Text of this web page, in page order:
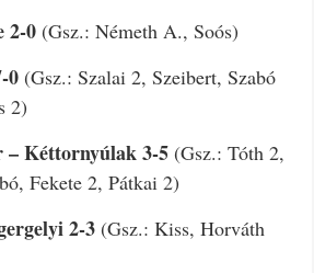
2-0 (Gsz.: Németh A., Soós)
0 (Gsz.: Szalai 2, Szeibert, Szabó
2)
– Kéttornyúlak 3-5 (Gsz.: Tóth 2,
Fekete 2, Pátkai 2)
2-3 (Gsz.: Kiss, Horváth